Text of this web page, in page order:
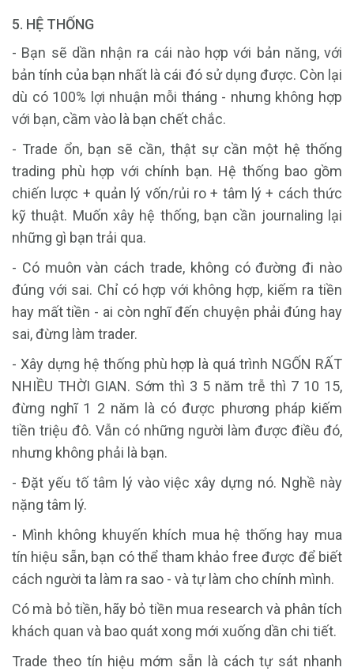
5. HỆ THỐNG
- Bạn sẽ dần nhận ra cái nào hợp với bản năng, với
bản tính của bạn nhất là cái đó sử dụng được. Còn lại
dù có 100% lợi nhuận mỗi tháng - nhưng không hợp
với bạn, cầm vào là bạn chết chắc.
- Trade ổn, bạn sẽ cần, thật sự cần một hệ thống
trading phù hợp với chính bạn. Hệ thống bao gồm
chiến lược + quản lý vốn/rủi ro + tâm lý + cách thức
kỹ thuật. Muốn xây hệ thống, bạn cần journaling lại
những gì bạn trải qua.
- Có muôn vàn cách trade, không có đường đi nào
đúng với sai. Chỉ có hợp với không hợp, kiếm ra tiền
hay mất tiền - ai còn nghĩ đến chuyện phải đúng hay
sai, đừng làm trader.
- Xây dựng hệ thống phù hợp là quá trình NGỐN RẤT
NHIỀU THỜI GIAN. Sớm thì 3 5 năm trễ thì 7 10 15,
đừng nghĩ 1 2 năm là có được phương pháp kiếm
tiền triệu đô. Vẫn có những người làm được điều đó,
nhưng không phải là bạn.
- Đặt yếu tố tâm lý vào việc xây dựng nó. Nghề này
nặng tâm lý.
- Mình không khuyến khích mua hệ thống hay mua
tín hiệu sẵn, bạn có thể tham khảo free được để biết
cách người ta làm ra sao - và tự làm cho chính mình.
Có mà bỏ tiền, hãy bỏ tiền mua research và phân tích
khách quan và bao quát xong mới xuống dần chi tiết.
Trade theo tín hiệu mớm sẵn là cách tự sát nhanh